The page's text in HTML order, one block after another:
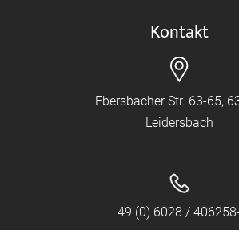
Kontakt
Ebersbacher Str. 63-65,
Leidersbach
+49 (0) 6028 /